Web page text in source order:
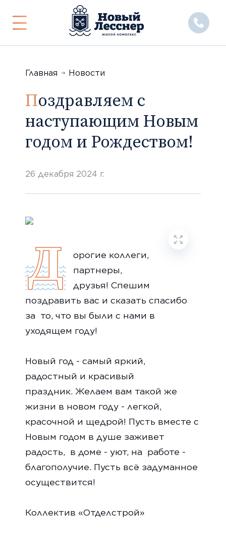
Показать
скрыть
Главная
Новости
Поздравляем с
наступающим Новым
годом и Рождеством!
26 декабря 2024 г.
Д
орогие коллеги,
партнеры,
друзья! Спешим
поздравить вас и сказать спасибо
за то, что вы были с нами в
уходящем году!
Новый год - самый яркий,
радостный и красивый
праздник. Желаем вам такой же
жизни в новом году - легкой,
красочной и щедрой! Пусть вместе с
Новым годом в душе заживет
радость, в доме - уют, на работе -
благополучие. Пусть всё задуманное
осуществится!
Коллектив «Отделстрой»